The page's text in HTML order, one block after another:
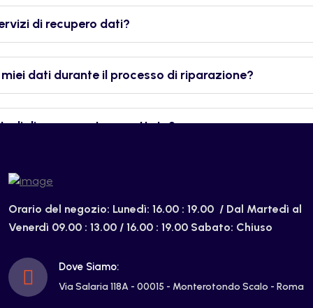
di recupero dati?
miei dati durante il processo di riparazione?
di pagamento accettate?
Orario del negozio: Lunedì: 16.00 : 19.00 / Dal Martedì al
Venerdì 09.00 : 13.00 / 16.00 : 19.00 Sabato: Chiuso
Dove Siamo:
Via Salaria 118A - 00015 - Monterotondo Scalo - Roma